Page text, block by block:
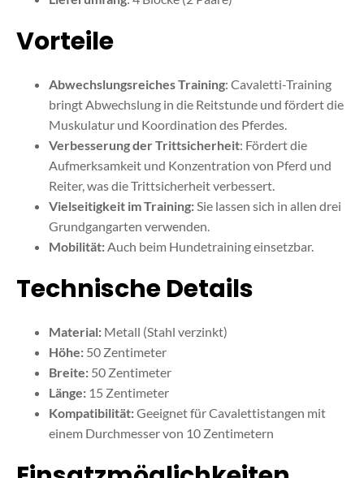
Vorteile
Abwechslungsreiches Training: Cavaletti-Training
bringt Abwechslung in die Reitstunde und fördert die
Muskulatur und Koordination des Pferdes.
Verbesserung der Trittsicherheit: Fördert die
Aufmerksamkeit und Konzentration von Pferd und
Reiter, was die Trittsicherheit verbessert.
Vielseitigkeit im Training: Sie lassen sich in allen drei
Grundgangarten verwenden.
Mobilität: Auch beim Hundetraining einsetzbar.
Technische Details
Material: Metall (Stahl verzinkt)
Höhe: 50 Zentimeter
Breite: 50 Zentimeter
Länge: 15 Zentimeter
Kompatibilität:Geeignet für Cavalettistangen mit
einem Durchmesser von 10 Zentimetern